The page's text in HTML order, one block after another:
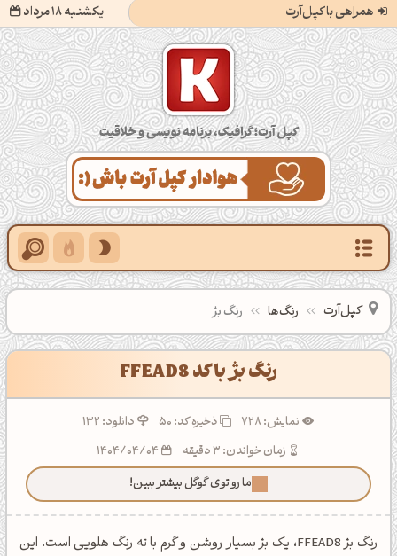
همراهی با کپل‌آرت یکشنبه 18 مرداد کپل‌آرت؛ گرافیک، برنامه‌نویسی و خلاقیت
کپل‌آرت رنگ‌ها رنگ بژ
رنگ بژ با کد FFEAD8
نمایش: 728 ذخیره کد:50
دانلود: 132
زمان خواندن: 3 دقیقه
ما رو توی گوگل بیشتر ببین!
رنگ بژ FFEAD8، یک بژ بسیار روشن و گرم با ته رنگ هلویی است. این